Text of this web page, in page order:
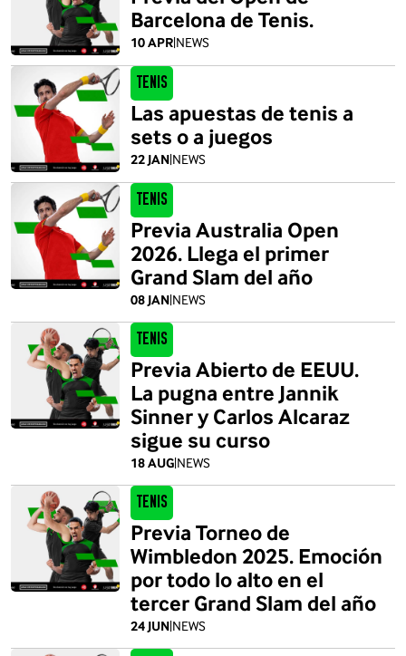
10 APR|NEWS
Barcelona de Tenis.
Tenis
22 JAN|NEWS
Las apuestas de tenis a
sets o a juegos
Tenis
08 JAN|NEWS
Previa Australia Open
2026. Llega el primer
Grand Slam del año
Tenis
18 AUG|NEWS
Previa Abierto de EEUU.
La pugna entre Jannik
Sinner y Carlos Alcaraz
sigue su curso
Tenis
24 JUN|NEWS
Previa Torneo de
Wimbledon 2025. Emoción
por todo lo alto en el
tercer Grand Slam del año